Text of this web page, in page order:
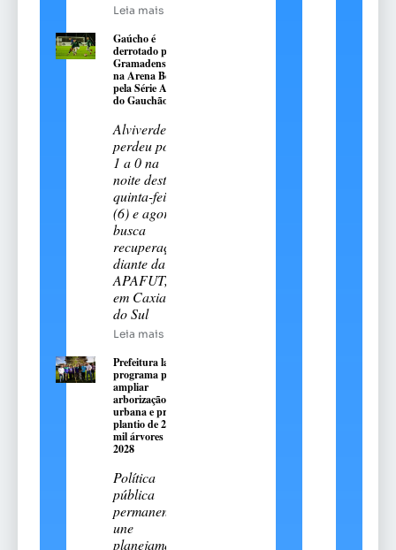
Leia mais
Gaúcho é
derrotado pelo
Gramadense
na Arena Be8
pela Série A2
do Gauchão
Alviverde
perdeu por
1 a 0 na
noite desta
quinta-feira
(6) e agora
busca
recuperação
diante da
APAFUT,
em Caxias
do Sul
Leia mais
Prefeitura lança
programa para
ampliar
arborização
urbana e prevê
plantio de 2,5
mil árvores até
2028
Política
pública
permanente
une
planejamento